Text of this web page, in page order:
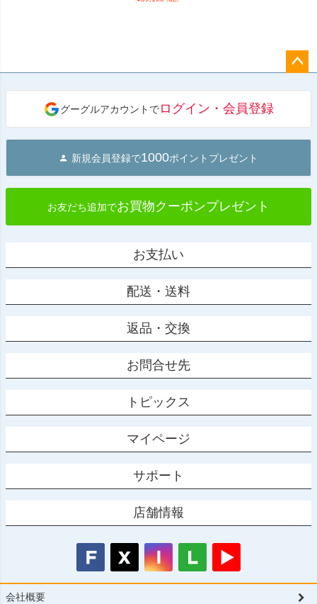
へ
グーグルアカウントでログイン・会員登録
新規会員登録で1000ポイントプレゼント
お友だち追加でお買物クーポンプレゼント
お支払い
配送・送料
返品・交換
お問合せ先
トピックス
マイページ
サポート
店舗情報
会社概要